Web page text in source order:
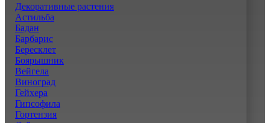
Декоративные растения
Астильба
Бадан
Барбарис
Бересклет
Боярышник
Вейгела
Виноград
Гейхера
Гипсофила
Гортензия